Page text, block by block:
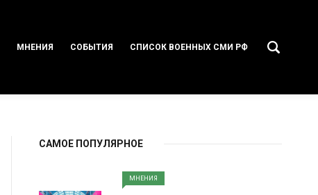
МНЕНИЯ СОБЫТИЯ СПИСОК ВОЕННЫХ СМИ РФ
САМОЕ ПОПУЛЯРНОЕ
МНЕНИЯ